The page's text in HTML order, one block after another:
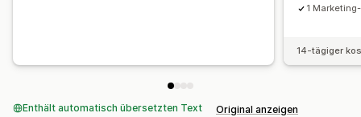
1
14-tägiger
Enthält automatisch übersetzten Text Original anzeigen